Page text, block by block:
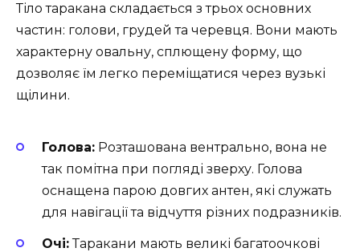
Тіло таракана складається з трьох основних
частин: голови, грудей та черевця. Вони мають
характерну овальну, сплющену форму, що
дозволяє їм легко переміщатися через вузькі
щілини.
Голова: Розташована вентрально, вона не
так помітна при погляді зверху. Голова
оснащена парою довгих антен, які служать
для навігації та відчуття різних подразників.
Очі:Таракани мають великі багатоочкові